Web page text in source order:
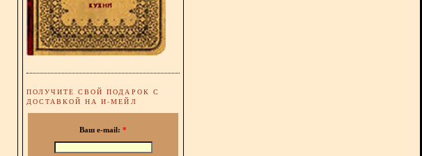
ПОЛУЧИТЕ СВОЙ ПОДАРОК С
ДОСТАВКОЙ НА И-МЕЙЛ
Ваш e-mail: *